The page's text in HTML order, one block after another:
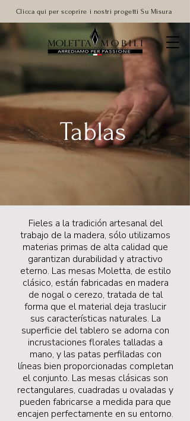
Clicca qui per scoprire i nostri progetti Su Misura
Tablas
Fieles a la tradición artesanal del
trabajo de la madera, sólo utilizamos
materias primas de alta calidad que
garantizan durabilidad y atractivo
eterno. Las mesas Moletta, de estilo
clásico, están fabricadas en madera
de nogal o cerezo, tratada de tal
forma que el material deja traslucir
sus características naturales. La
superficie del tablero se adorna con
incrustaciones florales talladas a
mano, y las patas perfiladas con
líneas bien proporcionadas completan
el conjunto. Las mesas clásicas son
rectangulares, cuadradas u ovaladas y
pueden fabricarse a medida para que
encajen perfectamente en su entorno.